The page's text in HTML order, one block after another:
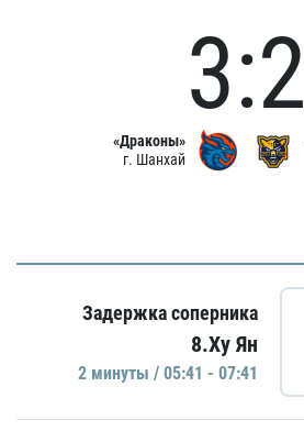
«Драконы»
г. Шанхай
3:2
Задержка соперника
8.Ху Ян
2 минуты / 05:41 - 07:41